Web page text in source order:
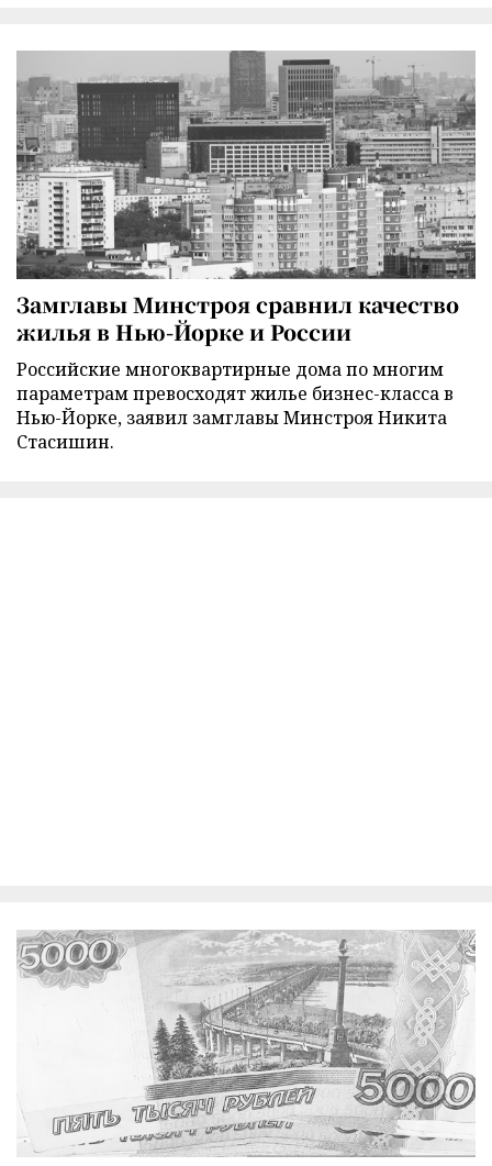
Замглавы Минстроя сравнил качество
жилья в Нью-Йорке и России
Российские многоквартирные дома по многим
параметрам превосходят жилье бизнес-класса в
Нью-Йорке, заявил замглавы Минстроя Никита
Стасишин.